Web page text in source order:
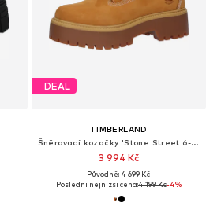
DEAL
TIMBERLAND
Šněrovací kozačky 'Stone Street 6-Inch'
3 994 Kč
Původně: 4 699 Kč
Poslední nejnižší cena:4 199 Kč-4%